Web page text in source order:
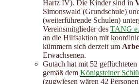
Hartz IV). Die Kinder sind in
Simonswald (Grundschule)
(weiterführende Schulen)
Vereinsmitglieder des TANG
an die Hilfsaktion mit
kümmern sich derzeit um
Erwachsenen.
Gutach hat mit 52
gemäß dem Königsteiner
(zugwiesen wären 42